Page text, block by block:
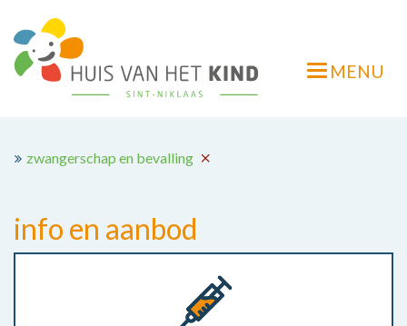
naar
de
Navigatie
MENU
zwangerschap en bevalling
info en aanbod